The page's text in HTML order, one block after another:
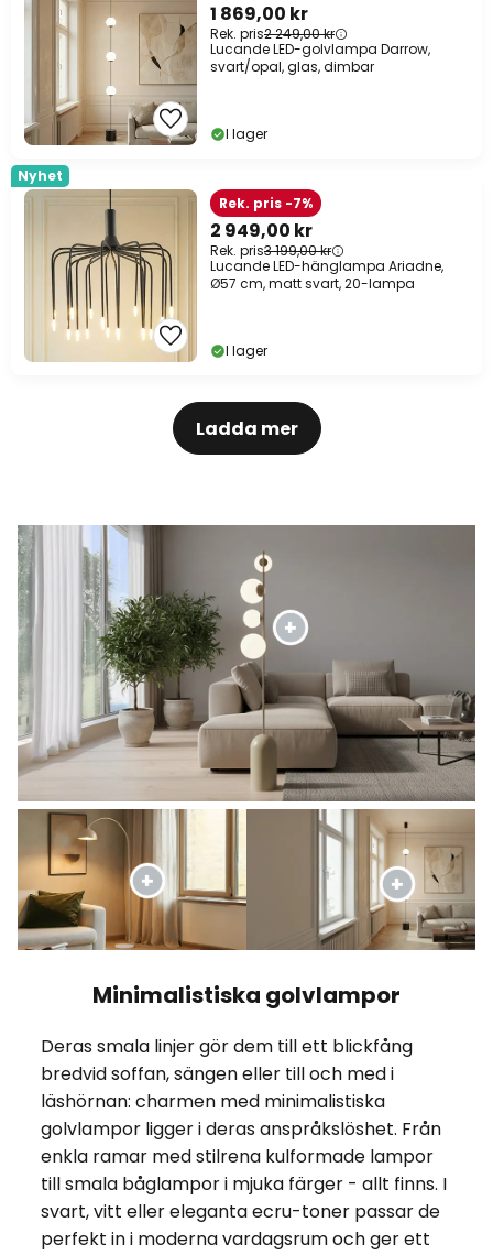
1 869,00 kr
Rek. pris2 249,00 kr
Lucande LED-golvlampa Darrow,
svart/opal, glas, dimbar
I lager
Nyhet
2 949,00 kr
Rek. pris3 199,00 kr
Rek. pris -7%
Lucande LED-hänglampa Ariadne,
Ø57 cm, matt svart, 20-lampa
I lager
Ladda mer
Minimalistiska golvlampor
Deras smala linjer gör dem till ett blickfång
bredvid soffan, sängen eller till och med i
läshörnan: charmen med minimalistiska
golvlampor ligger i deras anspråkslöshet. Från
enkla ramar med stilrena kulformade lampor
till smala båglampor i mjuka färger - allt finns. I
svart, vitt eller eleganta ecru-toner passar de
perfekt in i moderna vardagsrum och ger ett